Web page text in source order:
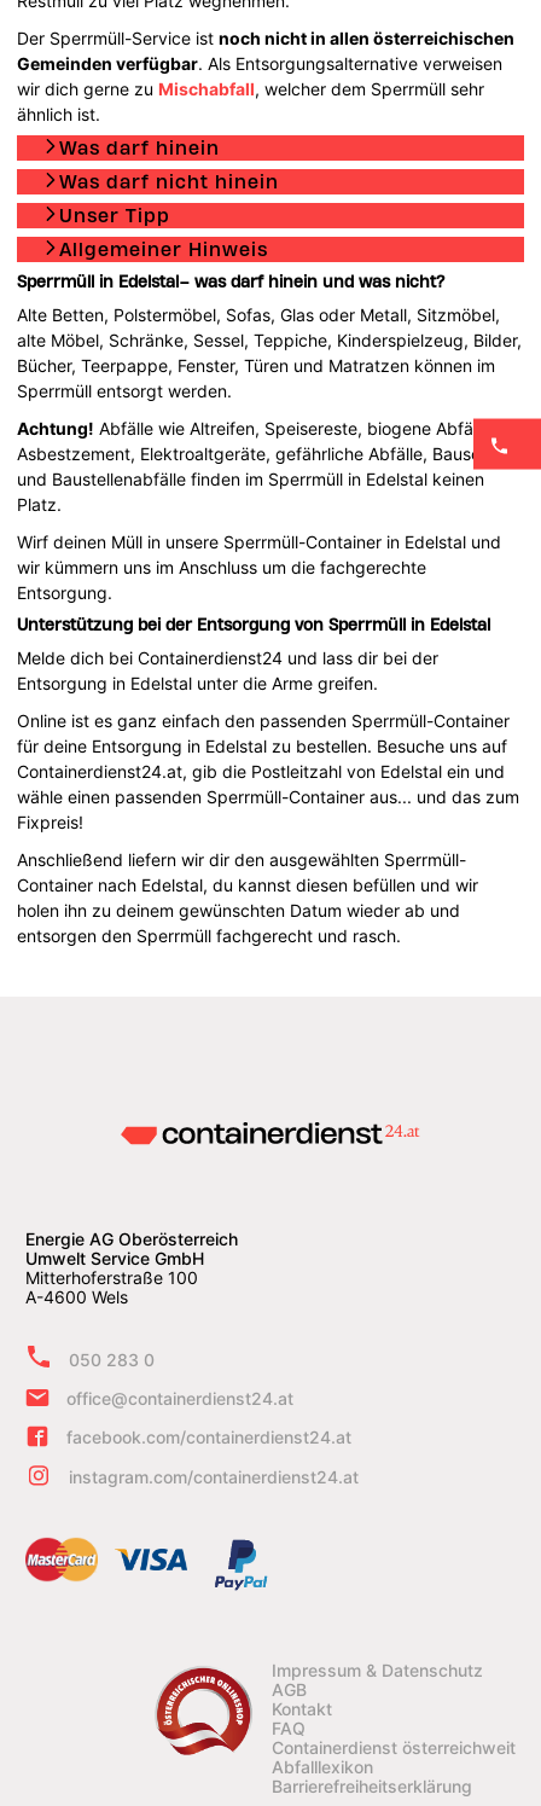
Der Sperrmüll-Service istnoch nicht in allen österreichischen
Gemeinden verfügbar. Als Entsorgungsalternative verweisen
wir dich gerne zu Mischabfall, welcher dem Sperrmüll sehr
ähnlich ist.
Was darf hinein
Was darf nicht hinein
Unser Tipp
Allgemeiner Hinweis
Sperrmüll in Edelstal– was darf hinein und was nicht?
Alte Betten, Polstermöbel, Sofas, Glas oder Metall, Sitzmöbel,
alte Möbel, Schränke, Sessel, Teppiche, Kinderspielzeug, Bilder,
Bücher, Teerpappe, Fenster, Türen und Matratzen können im
Sperrmüll entsorgt werden.
Achtung! Abfälle wie Altreifen, Speisereste, biogene Abfälle,
Asbestzement, Elektroaltgeräte, gefährliche Abfälle, Bauschutt
und Baustellenabfälle finden im Sperrmüll in Edelstal keinen
Platz.
Wirf deinen Müll in unsere Sperrmüll-Container in Edelstal und
wir kümmern uns im Anschluss um die fachgerechte
Entsorgung.
Unterstützung bei der Entsorgung von Sperrmüll in Edelstal
Melde dich bei Containerdienst24 und lass dir bei der
Entsorgung in Edelstal unter die Arme greifen.
Online ist es ganz einfach den passenden Sperrmüll-Container
für deine Entsorgung in Edelstal zu bestellen. Besuche uns auf
Containerdienst24.at, gib die Postleitzahl von Edelstal ein und
wähle einen passenden Sperrmüll-Container aus... und das zum
Fixpreis!
Anschließend liefern wir dir den ausgewählten Sperrmüll-
Container nach Edelstal, du kannst diesen befüllen und wir
holen ihn zu deinem gewünschten Datum wieder ab und
entsorgen den Sperrmüll fachgerecht und rasch.
Energie AG Oberösterreich
Umwelt Service GmbH
Mitterhoferstraße 100
A-4600 Wels
050 283 0
office@containerdienst24.at
facebook.com/containerdienst24.at
instagram.com/containerdienst24.at
Impressum & Datenschutz
AGB
Kontakt
FAQ
Containerdienst österreichweit
Abfalllexikon
Barrierefreiheitserklärung